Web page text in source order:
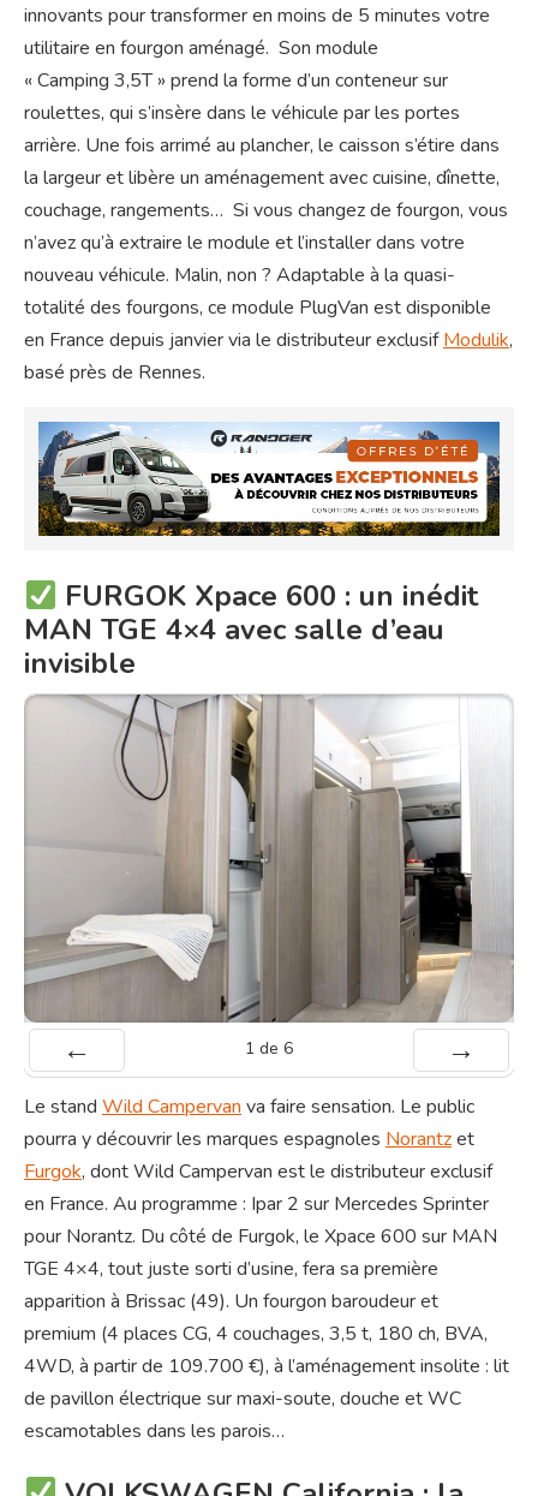
innovants pour transformer en moins de 5 minutes votre
utilitaire en fourgon aménagé. Son module
« Camping 3,5T » prend la forme d’un conteneur sur
roulettes, qui s’insère dans le véhicule par les portes
arrière. Une fois arrimé au plancher, le caisson s’étire dans
la largeur et libère un aménagement avec cuisine, dînette,
couchage, rangements… Si vous changez de fourgon, vous
n’avez qu’à extraire le module et l’installer dans votre
nouveau véhicule. Malin, non ? Adaptable à la quasi-
totalité des fourgons, ce module PlugVan est disponible
en France depuis janvier via le distributeur exclusifModulik,
basé près de Rennes.
FURGOK Xpace 600 : un inédit
MAN TGE 4×4 avec salle d’eau
invisible
1 de 6
Le stand Wild Campervan va faire sensation. Le public
pourra y découvrir les marques espagnoles Norantzet
Furgok, dont Wild Campervan est le distributeur exclusif
en France. Au programme : Ipar 2 sur Mercedes Sprinter
pour Norantz. Du côté de Furgok, le Xpace 600 sur MAN
TGE 4×4, tout juste sorti d’usine, fera sa première
apparition à Brissac (49). Un fourgon baroudeur et
premium (4 places CG, 4 couchages, 3,5 t, 180 ch, BVA,
4WD, à partir de 109.700 €), à l’aménagement insolite : lit
de pavillon électrique sur maxi-soute, douche et WC
escamotables dans les parois…